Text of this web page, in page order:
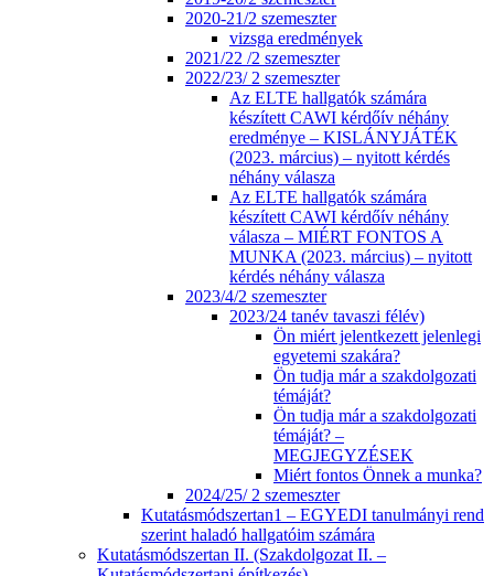
2020-21/2 szemeszter
vizsga eredmények
2021/22 /2 szemeszter
2022/23/ 2 szemeszter
Az ELTE hallgatók számára
készített CAWI kérdőív néhány
eredménye – KISLÁNYJÁTÉK
(2023. március) – nyitott kérdés
néhány válasza
Az ELTE hallgatók számára
készített CAWI kérdőív néhány
válasza – MIÉRT FONTOS A
MUNKA (2023. március) – nyitott
kérdés néhány válasza
2023/4/2 szemeszter
2023/24 tanév tavaszi félév)
Ön miért jelentkezett jelenlegi
egyetemi szakára?
Ön tudja már a szakdolgozati
témáját?
Ön tudja már a szakdolgozati
témáját? –
MEGJEGYZÉSEK
Miért fontos Önnek a munka?
2024/25/ 2 szemeszter
Kutatásmódszertan1 – EGYEDI tanulmányi rend
szerint haladó hallgatóim számára
Kutatásmódszertan II. (Szakdolgozat II. –